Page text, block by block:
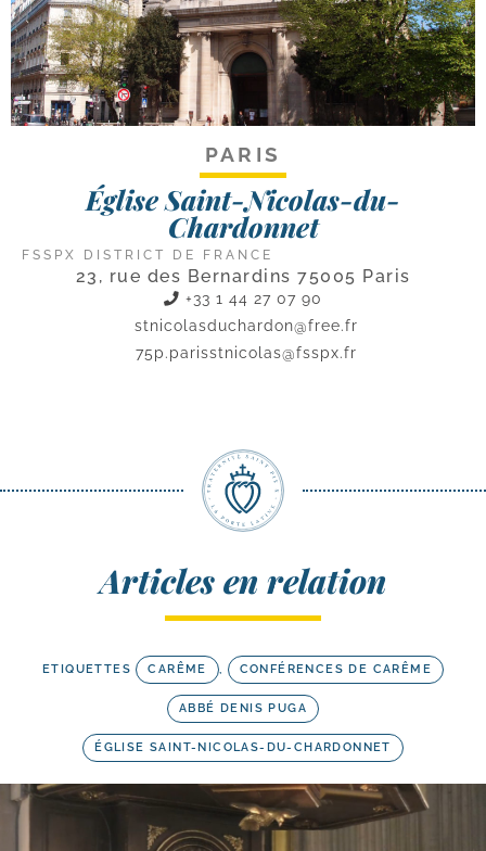
PARIS
Église Saint-Nicolas-du-
Chardonnet
FSSPX DISTRICT DE FRANCE
23, rue des Bernardins 75005 Paris
+33 1 44 27 07 90
stnicolasduchardon@free.fr
75p.parisstnicolas@fsspx.fr
Articles en relation
ETIQUETTES CARÊME , CONFÉRENCES DE CARÊME
ABBÉ DENIS PUGA
ÉGLISE SAINT-NICOLAS-DU-CHARDONNET